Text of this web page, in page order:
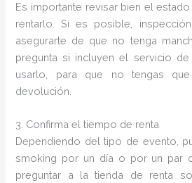
Es importante revisar bien el
rentarlo. Si es posible,
asegurarte de que no tenga
pregunta si incluyen el servicio
usarlo, para que no tengas
devolución.
3. Confirma el tiempo de renta
Dependiendo del tipo de evento,
smoking por un día o por un par
preguntar a la tienda de renta